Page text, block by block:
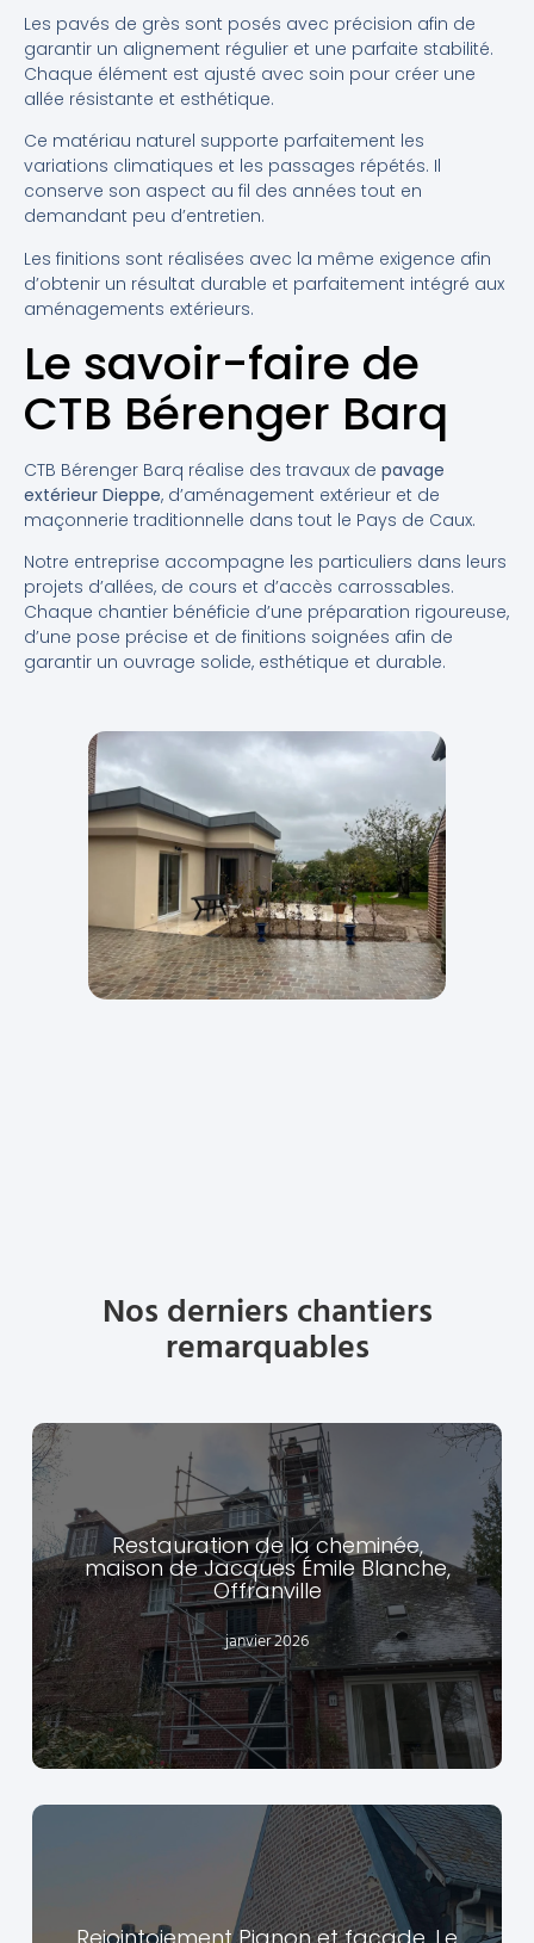
Les pavés de grès sont posés avec précision afin de
garantir un alignement régulier et une parfaite stabilité.
Chaque élément est ajusté avec soin pour créer une
allée résistante et esthétique.
Ce matériau naturel supporte parfaitement les
variations climatiques et les passages répétés. Il
conserve son aspect au fil des années tout en
demandant peu d’entretien.
Les finitions sont réalisées avec la même exigence afin
d’obtenir un résultat durable et parfaitement intégré aux
aménagements extérieurs.
Le savoir-faire de
CTB Bérenger Barq
CTB Bérenger Barq réalise des travaux de pavage
extérieur Dieppe, d’aménagement extérieur et de
maçonnerie traditionnelle dans tout le Pays de Caux.
Notre entreprise accompagne les particuliers dans leurs
projets d’allées, de cours et d’accès carrossables.
Chaque chantier bénéficie d’une préparation rigoureuse,
d’une pose précise et de finitions soignées afin de
garantir un ouvrage solide, esthétique et durable.
Nos derniers chantiers
remarquables
Restauration de la cheminée,
maison de Jacques Émile Blanche,
Offranville
janvier 2026
EN SAVOIR +